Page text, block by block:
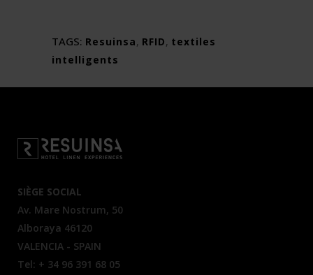
TAGS: Resuinsa, RFID, textiles
intelligents
SIÈGE SOCIAL
Av. Mare Nostrum, 50
Alboraya 46120
VALENCIA - SPAIN
Tel: + 34 96 391 68 05